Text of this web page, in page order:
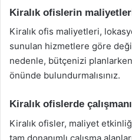
Kiralık ofislerin
Kiralık ofis maliyetleri,
sunulan hizmetlere göre
nedenle, bütçenizi
önünde bulundurmalısınız.
Kiralık ofislerde
Kiralık ofisler, maliyet
tam donanımlı çalışma